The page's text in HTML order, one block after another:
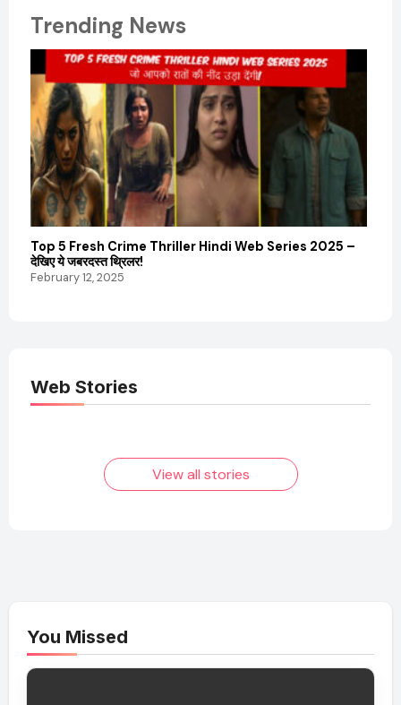
Trending News
Top 5 Fresh Crime Thriller Hindi Web Series 2025 –
देखिए ये जबरदस्त थ्रिलर!
February 12, 2025
Web Stories
Elvish Yadav: एक
आम लड़के से यूट्यूबर
फिल्मों का जादू और उनका
View all stories
You Missed